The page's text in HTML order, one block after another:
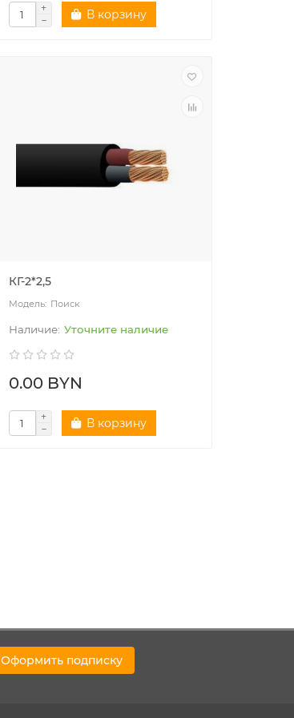
В корзину
КГ-2*2,5
Поиск
Уточните наличие
0.00 BYN
В корзину
Оформить подписку